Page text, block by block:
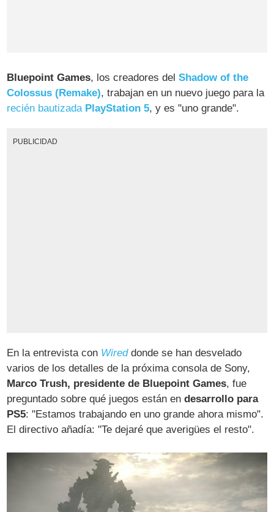
Bluepoint Games, los creadores delShadow of the
Colossus (Remake), trabajan en un nuevo juego para la
recién bautizada PlayStation 5, y es "uno grande".
PUBLICIDAD
En la entrevista con Wireddonde se han desvelado
varios de los detalles de la próxima consola de Sony,
Marco Trush, presidente de Bluepoint Games, fue
preguntado sobre qué juegos están endesarrollo para
PS5: "Estamos trabajando en uno grande ahora mismo".
El directivo añadía: "Te dejaré que averigües el resto".